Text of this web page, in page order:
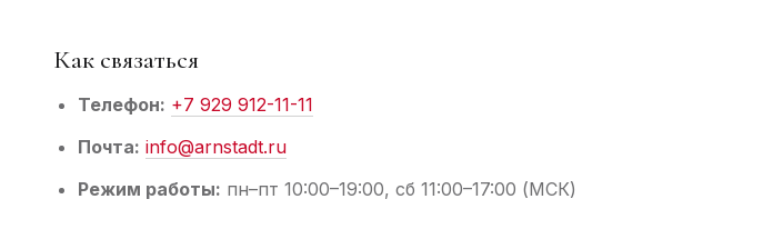
Как связаться
Телефон: +7 929 912-11-11
Почта: info@arnstadt.ru
Режим работы: пн–пт 10:00–19:00, сб 11:00–17:00 (МСК)